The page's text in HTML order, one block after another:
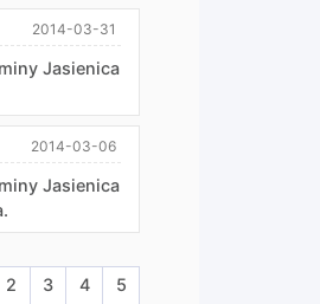
2014-03-31
Jasienica
2014-03-06
Jasienica
strona nr 1
Przejdź do strony nr 2
2 Przejdź do strony nr 3
3 Przejdź do strony nr 4
4 Przejdź do strony nr 5
5